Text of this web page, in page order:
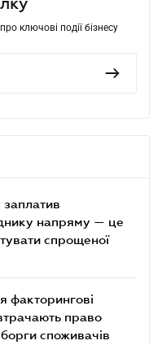
ключові події бізнесу
напряму — це
спрощеної
факторингові
право
споживачів